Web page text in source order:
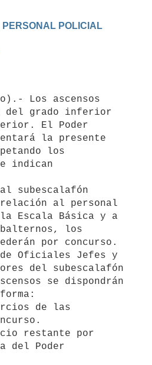
PERSONAL POLICIAL
del grado inferior
El Poder
la presente
los
indican
al personal
Escala Básica y a
los
por concurso.
del subescalafón
se dispondrán
del Poder